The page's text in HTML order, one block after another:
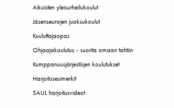
Aikuisten yleisurheilukoulut
Jäsenseurojen juoksukoulut
Kuuluttajaopas
Ohjaajakoulutus - suorita omaan tahtiin
Kumppanuusjärjestöjen koulutukset
Harjoitusesimerkit
SAUL harjoitusvideot